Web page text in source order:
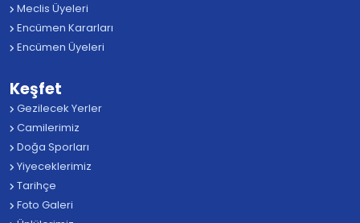
Meclis Üyeleri
Encümen Kararları
Encümen Üyeleri
Keşfet
Gezilecek Yerler
Camilerimiz
Doğa Sporları
Yiyeceklerimiz
Tarihçe
Foto Galeri